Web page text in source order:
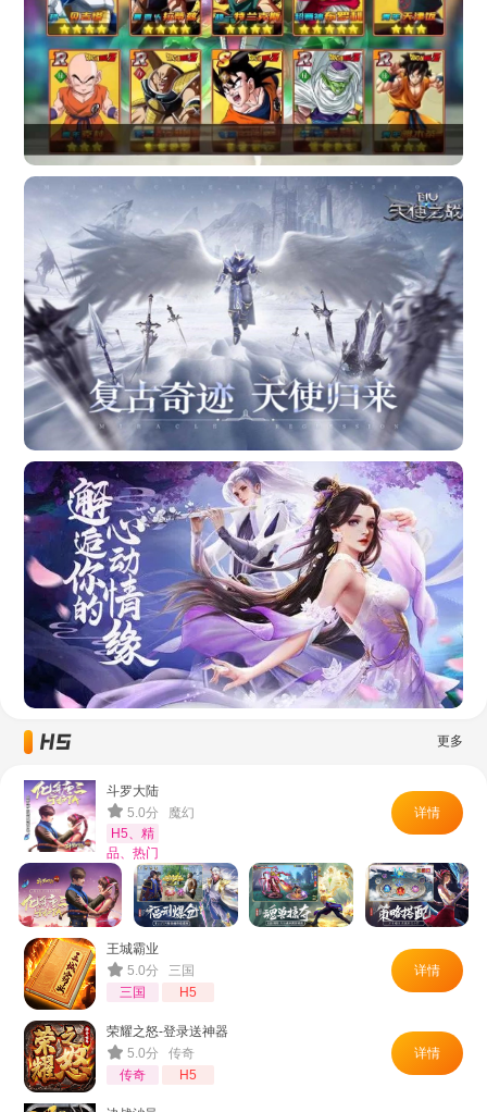
更多
斗罗大陆
5.0分 魔幻
H5、精
品、热门
详情
王城霸业
5.0分 三国
三国
H5
详情
荣耀之怒-登录送神器
5.0分 传奇
传奇
H5
详情